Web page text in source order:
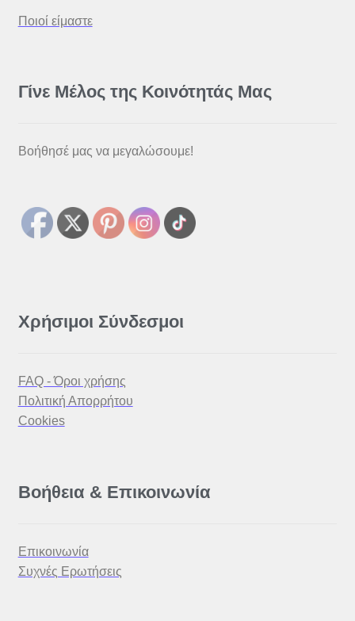
Ποιοί είμαστε
Γίνε Μέλος της Κοινότητάς Μας
Βοήθησέ μας να μεγαλώσουμε!
Χρήσιμοι Σύνδεσμοι
FAQ - Όροι χρήσης
Πολιτική Απορρήτου
Cookies
Βοήθεια & Επικοινωνία
Επικοινωνία
Συχνές Ερωτήσεις